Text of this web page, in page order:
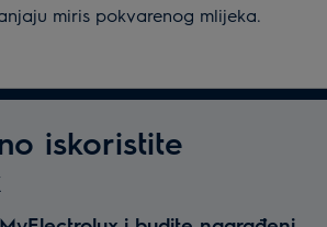
miris pokvarenog mlijeka.
iskoristite